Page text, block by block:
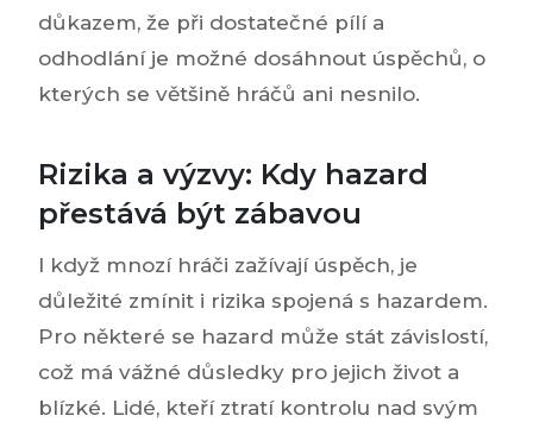
důkazem, že při dostatečné pílí a
odhodlání je možné dosáhnout úspěchů, o
kterých se většině hráčů ani nesnilo.
Rizika a výzvy: Kdy hazard
přestává být zábavou
I když mnozí hráči zažívají úspěch, je
důležité zmínit i rizika spojená s hazardem.
Pro některé se hazard může stát závislostí,
což má vážné důsledky pro jejich život a
blízké. Lidé, kteří ztratí kontrolu nad svým